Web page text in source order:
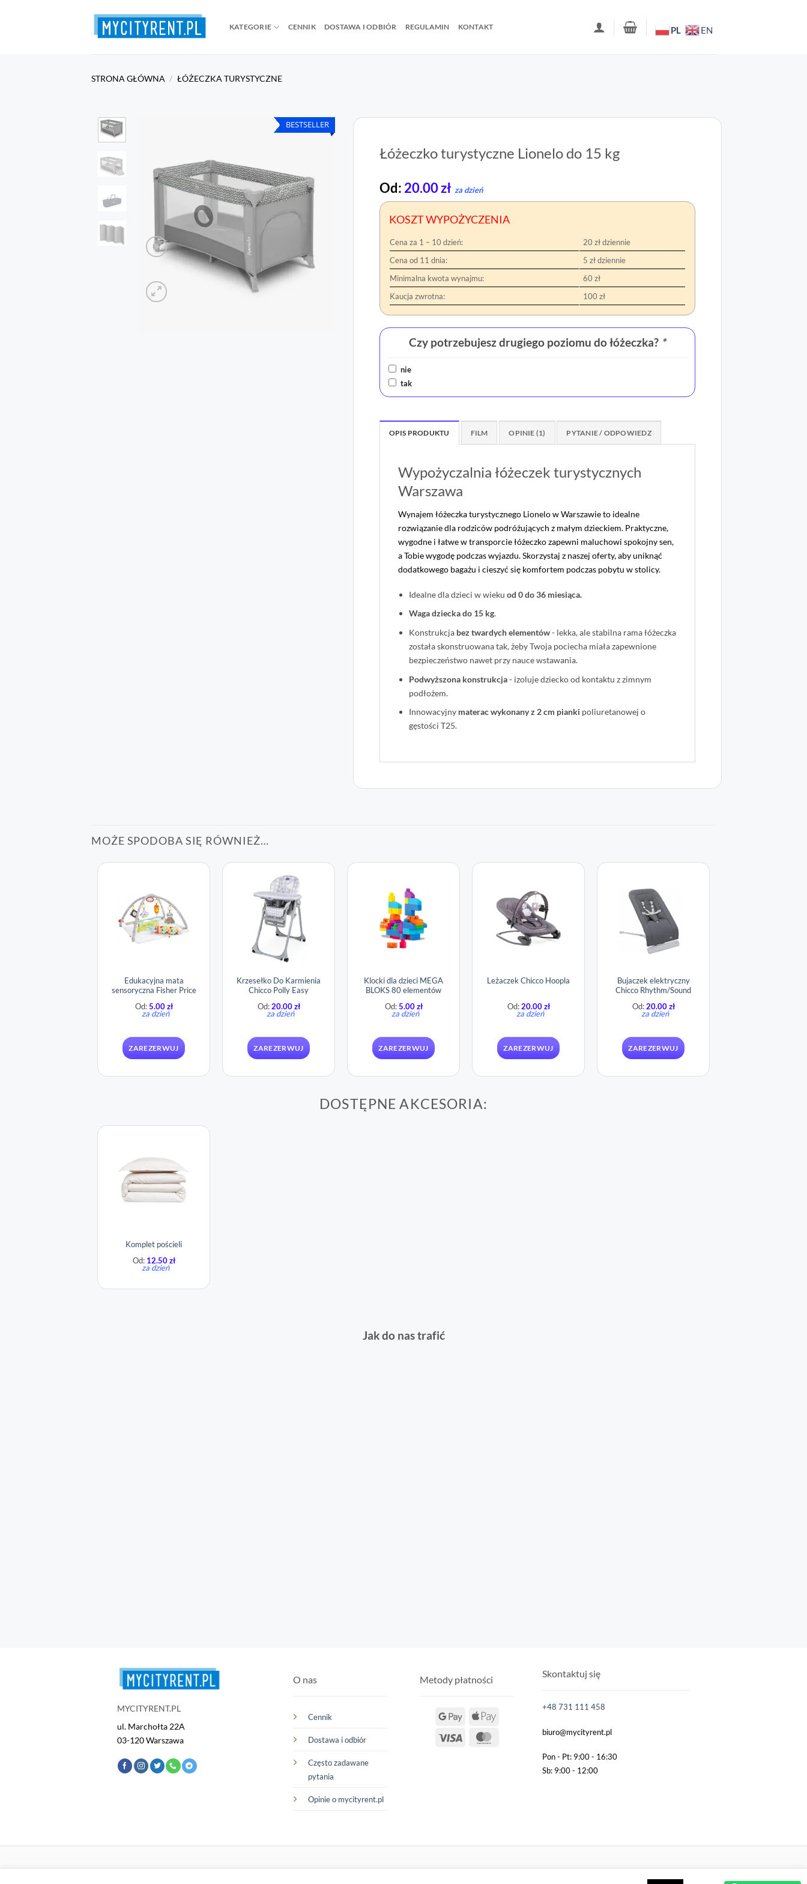
KATEGORIE CENNIK DOSTAWA I ODBIÓR REGULAMIN KONTAKT PL EN
STRONA GŁÓWNA / ŁÓŻECZKA TURYSTYCZNE
BESTSELLER
Łóżeczko turystyczne Lionelo do 15 kg
Od: 20.00zł za dzień
KOSZT WYPOŻYCZENIA
Cena za 1 – 10 dzień:
20 zł dziennie
Cena od 11 dnia:
5 zł dziennie
Minimalna kwota wynajmu:
60 zł
Kaucja zwrotna:
100 zł
Czy potrzebujesz drugiego poziomu do łóżeczka? *
nie
tak
OPIS PRODUKTU FILM OPINIE (1) PYTANIE / ODPOWIEDZ
Wypożyczalnia łóżeczek turystycznych
Warszawa
Wynajem łóżeczka turystycznego Lionelo w Warszawie to idealne
rozwiązanie dla rodziców podróżujących z małym dzieckiem. Praktyczne,
wygodne i łatwe w transporcie łóżeczko zapewni maluchowi spokojny sen,
a Tobie wygodę podczas wyjazdu. Skorzystaj z naszej oferty, aby uniknąć
dodatkowego bagażu i cieszyć się komfortem podczas pobytu w stolicy.
Idealne dla dzieci w wiekuod 0 do 36 miesiąca.
Waga dziecka do 15 kg.
Konstrukcja bez twardych elementów- lekka, ale stabilna rama łóżeczka
została skonstruowana tak, żeby Twoja pociecha miała zapewnione
bezpieczeństwo nawet przy nauce wstawania.
Podwyższona konstrukcja- izoluje dziecko od kontaktu z zimnym
podłożem.
Innowacyjny materac wykonany z 2 cm pianki poliuretanowej o
gęstości T25.
podstawie
MOŻE SPODOBA SIĘ RÓWNIEŻ…
Edukacyjna mata
sensoryczna Fisher Price
Od:5.00zł
za dzień
ZAREZERWUJ
Krzesełko Do Karmienia
Chicco Polly Easy
Od:20.00zł
za dzień
ZAREZERWUJ
Klocki dla dzieci MEGA
BLOKS 80 elementów
Od:5.00zł
za dzień
ZAREZERWUJ
Leżaczek Chicco Hoopla
Od:20.00zł
za dzień
ZAREZERWUJ
Bujaczek elektryczny
Chicco Rhythm/Sound
Od:20.00zł
za dzień
ZAREZERWUJ
DOSTĘPNE AKCESORIA:
Komplet pościeli
Od: 12.50zł
za dzień
Jak do nas trafić
MYCITYRENT.PL
ul. Marchołta 22A
03-120 Warszawa
O nas
Cennik
Dostawa i odbiór
Często zadawane
pytania
Opinie o mycityrent.pl
Metody płatności
Google
Apple
Visa
Skontaktuj się
+48 731 111 458
biuro@mycityrent.pl
Pon - Pt: 9:00 - 16:30
Sb: 9:00 - 12:00